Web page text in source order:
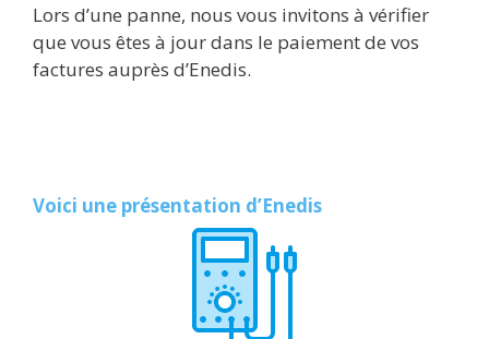
Lors d’une panne, nous vous invitons à vérifier
que vous êtes à jour dans le paiement de vos
factures auprès d’Enedis.
Voici une présentation d’Enedis